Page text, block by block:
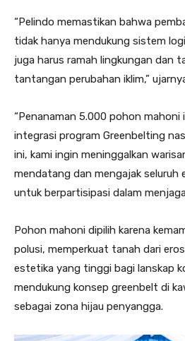
“Pelindo memastikan bahwa
tidak hanya mendukung sistem
juga harus ramah lingkungan dan
tantangan perubahan iklim,”
“Penanaman 5.000 pohon mahoni
integrasi program Greenbelting
ini, kami ingin meninggalkan
mendatang dan mengajak seluruh
untuk berpartisipasi dalam
Pohon mahoni dipilih karena
polusi, memperkuat tanah dari
estetika yang tinggi bagi lanskap
mendukung konsep greenbelt di
sebagai zona hijau penyangga.